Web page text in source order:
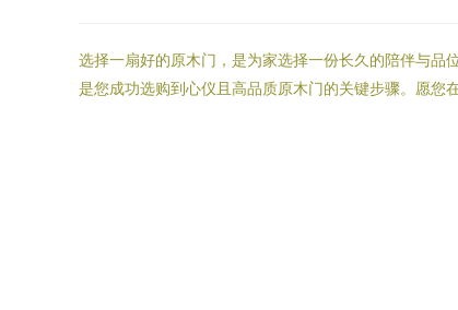
选择一扇好的原木门，是为家选择一份长久的陪伴与品
是您成功选购到心仪且高品质原木门的关键步骤。愿您